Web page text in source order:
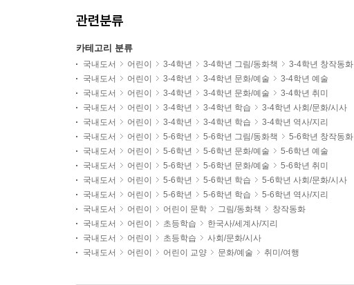
관련분류
카테고리 분류
국내도서 어린이 3-4학년 3-4학년 그림/동화책
3-4학년 창작동화
국내도서
어린이 3-4학년 3-4학년 문화/예술
3-4학년 예술
국내도서
어린이 3-4학년 3-4학년 문화/예술
3-4학년 취미
국내도서
어린이 3-4학년 3-4학년 학습
3-4학년 사회/문화/시사
국내도서
어린이 3-4학년 3-4학년 학습
3-4학년 역사/지리
국내도서
어린이 5-6학년 5-6학년 그림/동화책
5-6학년 창작동화
국내도서
어린이 5-6학년 5-6학년 문화/예술
5-6학년 예술
국내도서
어린이 5-6학년 5-6학년 문화/예술
5-6학년 취미
국내도서
어린이 5-6학년 5-6학년 학습
5-6학년 사회/문화/시사
국내도서
어린이 5-6학년 5-6학년 학습
5-6학년 역사/지리
국내도서
어린이 어린이 문학 그림/동화책
창작동화
국내도서
어린이 초등학습
한국사/세계사/지리
국내도서
어린이 초등학습
사회/문화/시사
국내도서
어린이 어린이 교양 문화/예술 취미/여행